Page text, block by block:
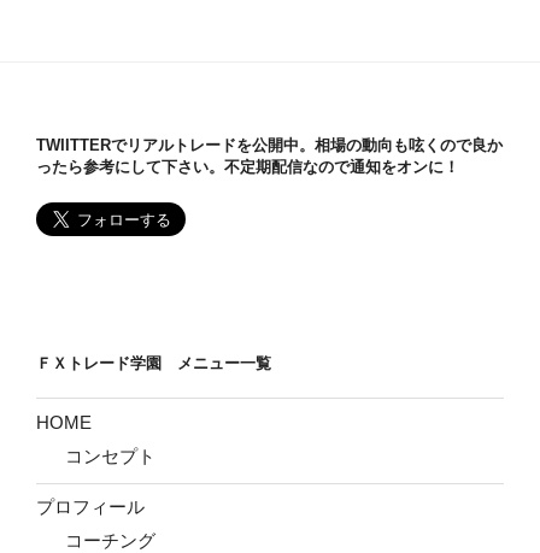
理
は
の
TWIITTERでリアルトレードを公開中。相場の動向も呟くので良か
ったら参考にして下さい。不定期配信なので通知をオンに！
ＦＸトレード学園 メニュー一覧
HOME
コンセプト
プロフィール
コーチング